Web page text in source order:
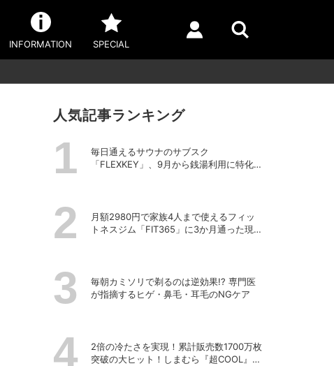
INFORMATION SPECIAL
人気記事ランキング
毎日通えるサウナのサブスク
「FLEXKEY」、9月から銭湯利用に特化し
月額2980円で家族4人まで使えるフィッ
トネスジム「FIT365」に3か月通った現在
毎朝カミソリで剃るのは逆効果!? 専門医
が指摘するヒゲ・鼻毛・耳毛のNGケア
2倍の冷たさを実現！累計販売数1700万枚
突破の大ヒット！しまむら『超COOL』シ